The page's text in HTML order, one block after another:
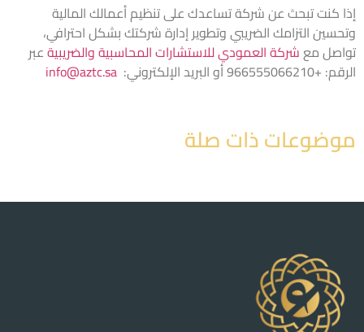
إذا كنت تبحث عن شركة تساعدك على تنظيم أعمالك المالية
وتحسين التزامك الضريبي وتطوير إدارة شركتك بشكل احترافي،
تواصل معشركة العمودي للاستشارات المحاسبية والضريبيةعبر
الرقم: +966555066210 أو البريد الإلكتروني:
info@aztc.sa
موضوعات ذات صلة